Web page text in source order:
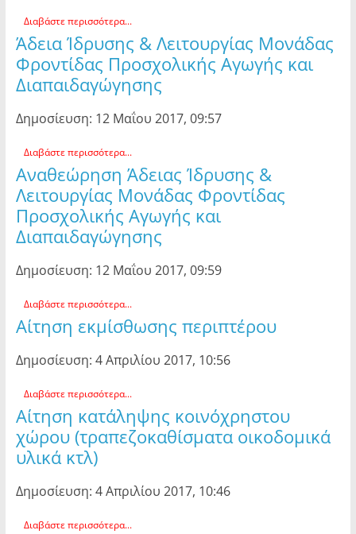
Διαβάστε περισσότερα...
Άδεια Ίδρυσης & Λειτουργίας Μονάδας
Φροντίδας Προσχολικής Αγωγής και
Διαπαιδαγώγησης
Δημοσίευση: 12 Μαΐου 2017, 09:57
Διαβάστε περισσότερα...
Αναθεώρηση Άδειας Ίδρυσης &
Λειτουργίας Μονάδας Φροντίδας
Προσχολικής Αγωγής και
Διαπαιδαγώγησης
Δημοσίευση: 12 Μαΐου 2017, 09:59
Διαβάστε περισσότερα...
Αίτηση εκμίσθωσης περιπτέρου
Δημοσίευση: 4 Απριλίου 2017, 10:56
Διαβάστε περισσότερα...
Αίτηση κατάληψης κοινόχρηστου
χώρου (τραπεζοκαθίσματα οικοδομικά
υλικά κτλ)
Δημοσίευση: 4 Απριλίου 2017, 10:46
Διαβάστε περισσότερα...